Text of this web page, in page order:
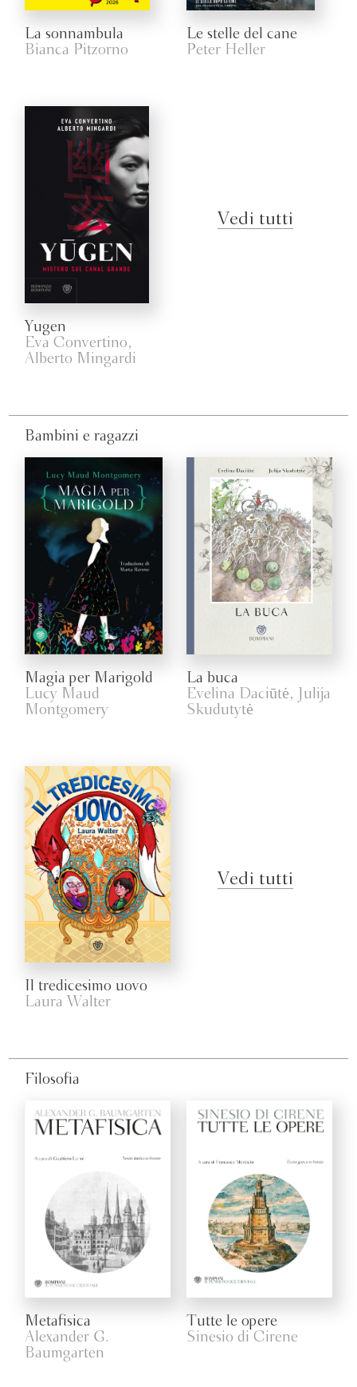
La sonnambula
Bianca Pitzorno
Le stelle del cane
Peter Heller
Yugen
Eva Convertino,
Alberto Mingardi
Vedi tutti
Bambini e ragazzi
Magia per Marigold
Lucy Maud
Montgomery
La buca
Evelina Daciūtė, Julija
Skudutytė
Il tredicesimo uovo
Laura Walter
Vedi tutti
Filosofia
Metafisica
Alexander G.
Baumgarten
Tutte le opere
Sinesio di Cirene